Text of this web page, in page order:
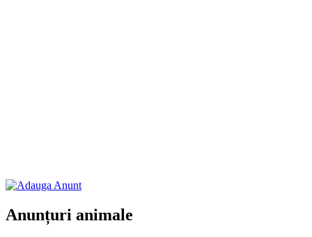
Anunțuri animale